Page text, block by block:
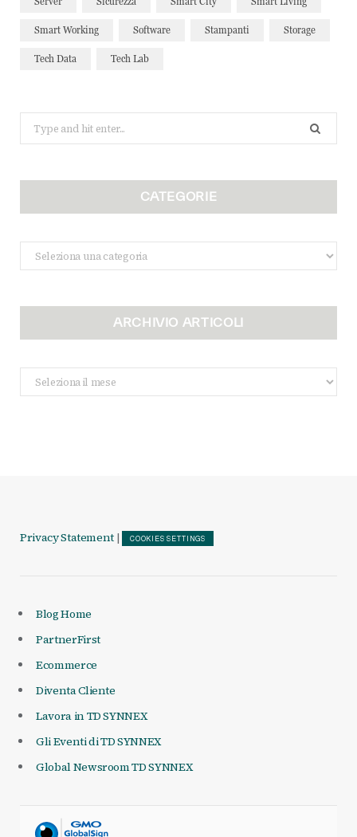
Smart Working Software Stampanti Storage
Tech Data Tech Lab
for:
CATEGORIE
Categorie
ARCHIVIO ARTICOLI
Archivio
Articoli
Privacy Statement | COOKIES SETTINGS
Blog Home
PartnerFirst
Ecommerce
Diventa Cliente
Lavora in TD SYNNEX
Gli Eventi di TD SYNNEX
Global Newsroom TD SYNNEX